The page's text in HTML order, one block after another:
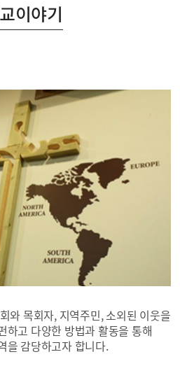
이야기
와 목회자, 지역주민, 소외된 이웃을
하고 다양한 방법과 활동을 통해
을 감당하고자 합니다.